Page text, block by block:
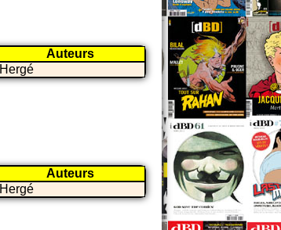
Auteurs
Hergé
Auteurs
Hergé